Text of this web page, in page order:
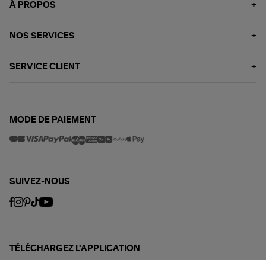
À PROPOS
NOS SERVICES
SERVICE CLIENT
MODE DE PAIEMENT
SUIVEZ-NOUS
TÉLÉCHARGEZ L'APPLICATION